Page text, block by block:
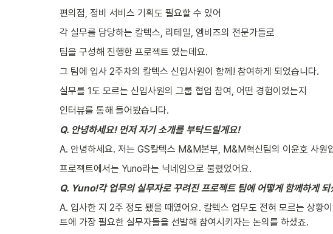
편의점, 정비 서비스 기획도 필요할 수 있어
각 실무를 담당하는 칼텍스, 리테일, 엠비즈의 전문가들로
팀을 구성해 진행한 프로젝트 였는데요.
그 팀에 입사 2주차의 칼텍스 신입사원이 함께! 참여하게 되었습니다.
실무를 1도 모르는 신입사원의 그룹 협업 참여, 어떤 경험이었는지
인터뷰를 통해 들어봤습니다.
Q. 안녕하세요! 먼저 자기 소개를 부탁드릴게요!
A. 안녕하세요. 저는 GS칼텍스 M&M본부, M&M혁신팀의 이윤호 사원
프로젝트에서는 Yuno라는 닉네임으로 불렸었어요.
Q. Yuno!각 업무의 실무자로 꾸려진 프로젝트 팀에 어떻게 함께하게 되
A. 입사한 지 2주 정도 됐을 때였어요. 칼텍스 업무도 전혀 모르는 상황
트에 가장 필요한 실무자들을 선발해 참여시키자는 논의를 하셨죠.